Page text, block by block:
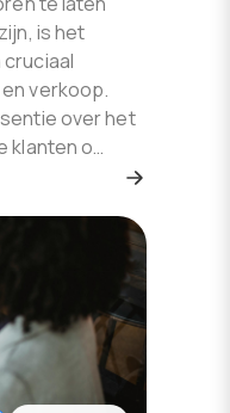
is het
verkoop.
over het
klanten o…